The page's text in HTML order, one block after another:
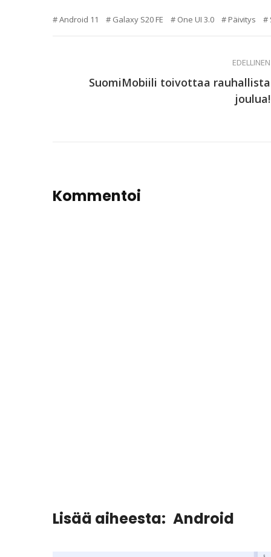
Android 11 Galaxy S20 FE One UI 3.0 Päivitys
EDELLINEN
SuomiMobiili toivottaa rauhallista
joulua!
Kommentoi
Lisää aiheesta: Android